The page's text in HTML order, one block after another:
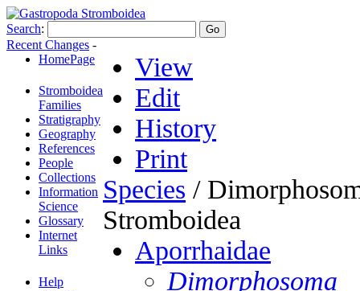
Search:
Recent Changes -
HomePage
Stromboidea
Families
Stratigraphy
Geography
References
People
Collections
Information
Science
Glossary
Internet
Links
Help
View
Edit
History
Print
Species /
Stromboidea
Aporrhaidae
Dimorphosoma